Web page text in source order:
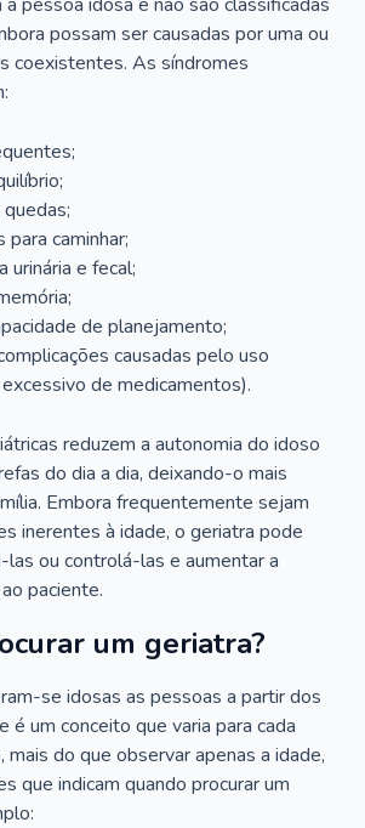
possam ser causadas por uma ou
coexistentes. As síndromes
caminhar;
urinária e fecal;
de planejamento;
causadas pelo uso
de medicamentos).
reduzem a autonomia do idoso
do dia a dia, deixando-o mais
Embora frequentemente sejam
inerentes à idade, o geriatra pode
las ou controlá-las e aumentar a
paciente.
um geriatra?
se idosas as pessoas a partir dos
é um conceito que varia para cada
mais do que observar apenas a idade,
que indicam quando procurar um